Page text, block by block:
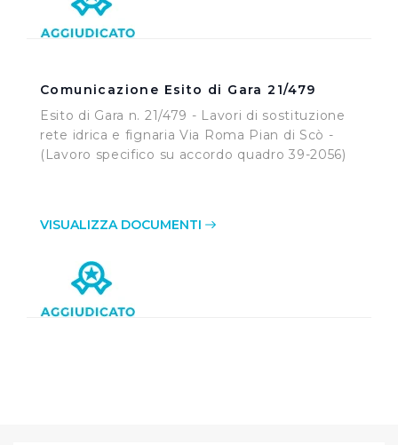
singoli cookie desiderati e le terze parti destinatarie
della condivisione di informazioni sopra indicata.
destra in questo banner l’Utente rifiuta tutti i cookie con
la sola eccezione dei cookie tecnici. La chiusura del
presente banner comporta il permanere delle
impostazioni di default e dunque la continuazione della
indispensabili per una corretta visualizzazione della
Comunicazione Esito di Gara 21/479
Esito di Gara n. 21/479 - Lavori di sostituzione
rete idrica e fignaria Via Roma Pian di Scò -
(Lavoro specifico su accordo quadro 39-2056)
VISUALIZZA DOCUMENTI